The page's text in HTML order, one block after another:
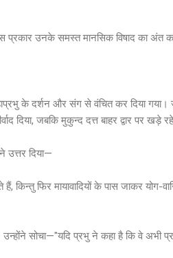
प्रकार उनके समस्त मानसिक विषाद का अंत
के दर्शन और संग से वंचित कर दिया
दिया, जबकि मुकुन्द दत्त बाहर द्वार पर खड़े
उत्तर दिया—
फिर मायावादियों के पास जाकर योग-
सोचा—"यदि प्रभु ने कहा है कि वे अभी